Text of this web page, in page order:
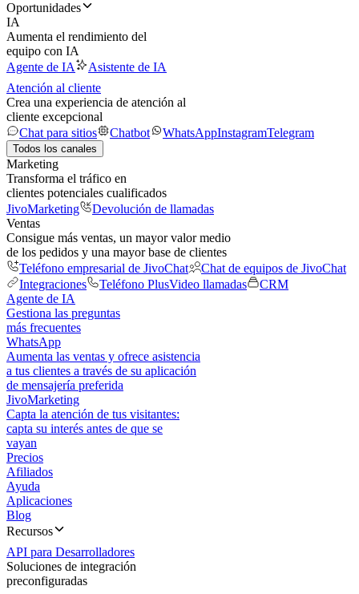
Oportunidades
IA
Aumenta el rendimiento del
equipo con IA
Agente de IA
Asistente de IA
Atención al cliente
Crea una experiencia de atención al
cliente excepcional
Chat para sitios
Chatbot WhatsAppInstagramTelegram
Todos los canales
Marketing
Transforma el tráfico en
clientes potenciales cualificados
JivoMarketing
Devolución de llamadas
Ventas
Consigue más ventas, un mayor valor medio
de los pedidos y una mayor base de clientes
Teléfono empresarial de JivoChat
Chat de equipos de JivoChat
Integraciones
Teléfono PlusVideo llamadas
CRM
Agente de IA
Gestiona las preguntas
más frecuentes
WhatsApp
Aumenta las ventas y ofrece asistencia
a tus clientes a través de su aplicación
de mensajería preferida
JivoMarketing
Capta la atención de tus visitantes:
capta su interés antes de que se
vayan
Precios
Afiliados
Ayuda
Aplicaciones
Blog
Recursos
API para Desarrolladores
Soluciones de integración
preconfiguradas